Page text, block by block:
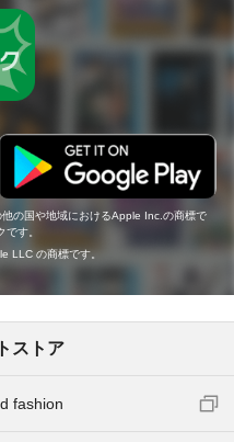
の国や地域におけるApple Inc.の商標で
す。
LLC の商標です。
ストア
d fashion